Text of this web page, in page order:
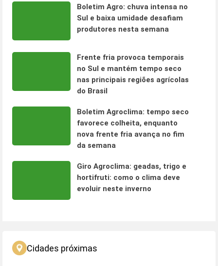
Boletim Agro: chuva intensa no
Sul e baixa umidade desafiam
produtores nesta semana
Frente fria provoca temporais
no Sul e mantém tempo seco
nas principais regiões agrícolas
do Brasil
Boletim Agroclima: tempo seco
favorece colheita, enquanto
nova frente fria avança no fim
da semana
Giro Agroclima: geadas, trigo e
hortifruti: como o clima deve
evoluir neste inverno
Cidades próximas